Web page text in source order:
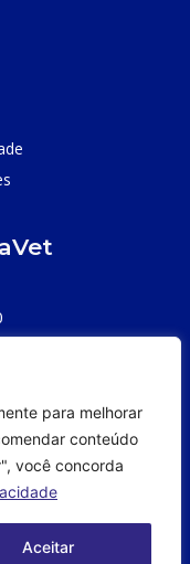
para melhorar
conteúdo
você concorda
Aceitar